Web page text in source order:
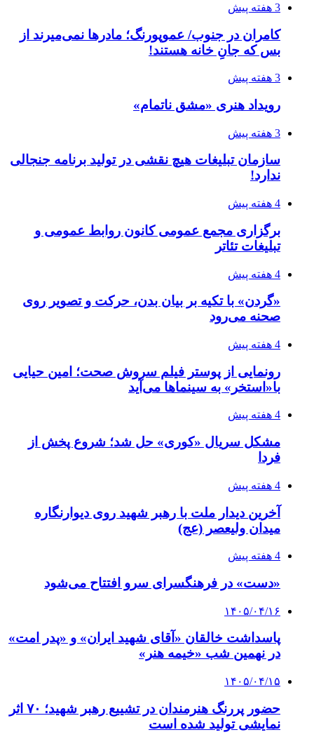
3 هفته پیش
کامران در جنوب/ عموپورنگ؛ مادرها نمی‌میرند از
بس که جانِ خانه هستند!
3 هفته پیش
رویداد هنری «مشق ناتمام»
3 هفته پیش
سازمان تبلیغات هیچ نقشی در تولید برنامه جنجالی
ندارد!
4 هفته پیش
برگزاری مجمع عمومی کانون روابط عمومی و
تبلیغات تئاتر
4 هفته پیش
«گردن» با تکیه بر بیان بدن، حرکت و تصویر روی
صحنه می‌رود
4 هفته پیش
رونمایی از پوستر فیلم سروش صحت؛ امین حیایی
با«استخر» به سینماها می‌آید
4 هفته پیش
مشکل سریال «کوری» حل شد؛ شروع پخش از
فردا
4 هفته پیش
آخرین دیدار ملت با رهبر شهید روی دیوارنگاره
میدان ولیعصر (عج)
4 هفته پیش
«دست» در فرهنگسرای سرو افتتاح می‌شود
۱۴۰۵/۰۴/۱۶
پاسداشت خالقان «آقای شهید ایران» و «پدر امت»
در نهمین شب «خیمه هنر»
۱۴۰۵/۰۴/۱۵
حضور پررنگ هنرمندان در تشییع رهبر شهید؛ ۷۰ اثر
نمایشی تولید شده است